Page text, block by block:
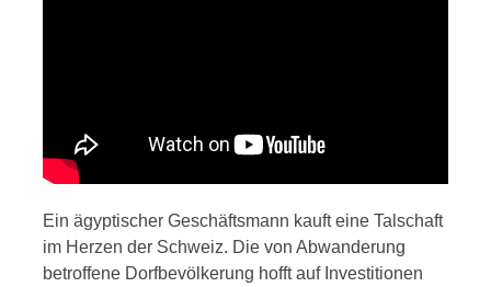
Ein ägyptischer Geschäftsmann kauft eine Talschaft
im Herzen der Schweiz. Die von Abwanderung
betroffene Dorfbevölkerung hofft auf Investitionen